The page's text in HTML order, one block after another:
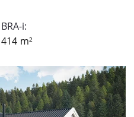
BRA-i:
414 m²